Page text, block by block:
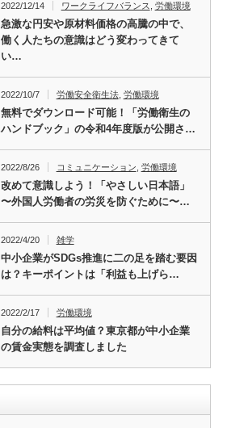
2022/12/14 ワークライフバランス 労働環境
急激な円安や原材料価格の高騰の中で、
働く人たちの意識はどう変わってきて
い…
2022/10/7 労働安全衛生法, 労働環境
無料でダウンロード可能！「労働衛生の
ハンドブック」の令和4年度版が公開さ…
2022/8/26 コミュニケーション 労働環境
改めて意識しよう！「やさしい日本語」
〜外国人労働者の労災を防ぐために〜…
2022/4/20 雑学
中小企業がSDGs推進に二の足を踏む要因
は？キーポイントは「利益も上げら…
2022/2/17 労働環境
自分の給料は平均値？東京都が中小企業
の賃金実態を調査しました